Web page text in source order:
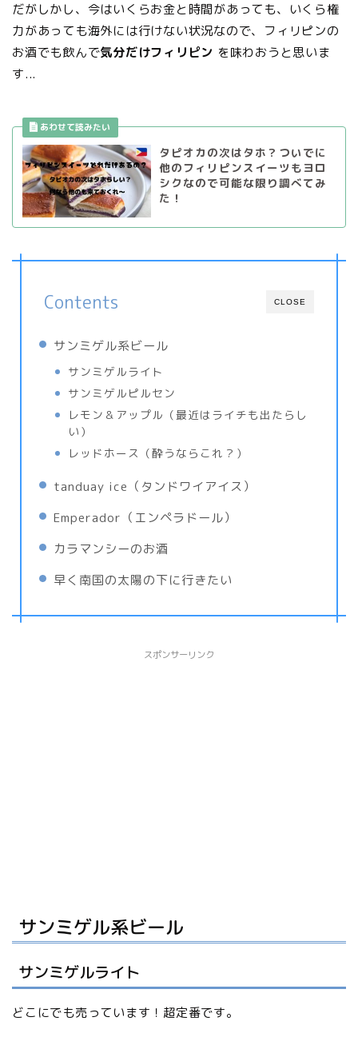
だがしかし、今はいくらお金と時間があっても、いくら権
力があっても海外には行けない状況なので、フィリピンの
お酒でも飲んで気分だけフィリピン を味わおうと思いま
す...
タピオカの次はタホ？ついでに
他のフィリピンスイーツもヨロ
シクなので可能な限り調べてみ
た！
CLOSE
Contents
サンミゲル系ビール
サンミゲルライト
サンミゲルピルセン
レモン＆アップル（最近はライチも出たらし
い）
レッドホース（酔うならこれ？）
tanduay ice（タンドワイアイス）
Emperador（エンペラドール）
カラマンシーのお酒
早く南国の太陽の下に行きたい
スポンサーリンク
サンミゲル系ビール
サンミゲルライト
どこにでも売っています！超定番です。